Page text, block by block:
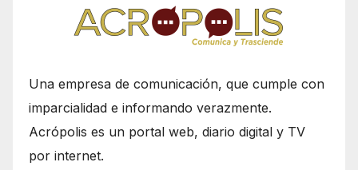
Una empresa de comunicación, que cumple con
imparcialidad e informando verazmente.
Acrópolis es un portal web, diario digital y TV
por internet.